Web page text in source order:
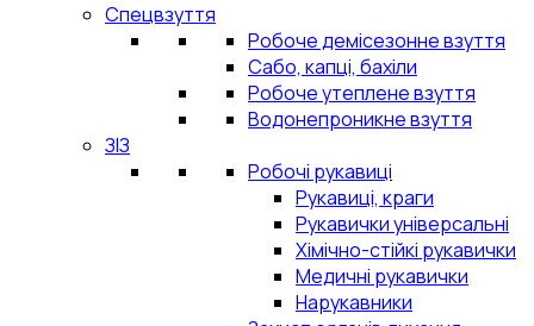
Спецвзуття
Робоче демісезонне взуття
Сабо, капці, бахіли
Робоче утеплене взуття
Водонепроникне взуття
ЗІЗ
Робочі рукавиці
Рукавиці, краги
Рукавички універсальні
Хімічно-стійкі рукавички
Медичні рукавички
Нарукавники